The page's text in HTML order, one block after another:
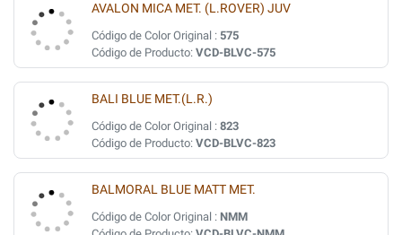
AVALON MICA MET. (L.ROVER) JUV
Código de Color Original : 575
Código de Producto: VCD-BLVC-575
BALI BLUE MET.(L.R.)
Código de Color Original : 823
Código de Producto: VCD-BLVC-823
BALMORAL BLUE MATT MET.
Código de Color Original : NMM